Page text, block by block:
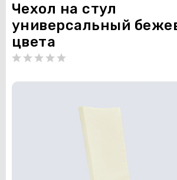
Чехол на стул
универсальный
цвета